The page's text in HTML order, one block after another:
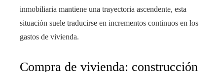
inmobiliaria mantiene una trayectoria ascendente, esta
situación suele traducirse en incrementos continuos en los
gastos de vivienda.
Compra de vivienda: construcción